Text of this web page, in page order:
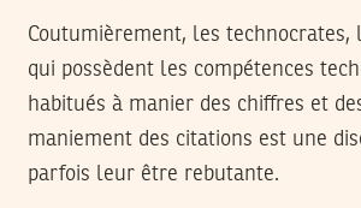
Coutumièrement, les technocrates,
qui possèdent les compétences
habitués à manier des chiffres et
maniement des citations est une
parfois leur être rebutante.